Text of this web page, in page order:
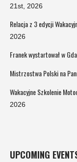
21st, 2026
Relacja z 3 edycji
2026
Franek wystartował w
Mistrzostwa Polski na
Wakacyjne Szkolenie
2026
UPCOMING